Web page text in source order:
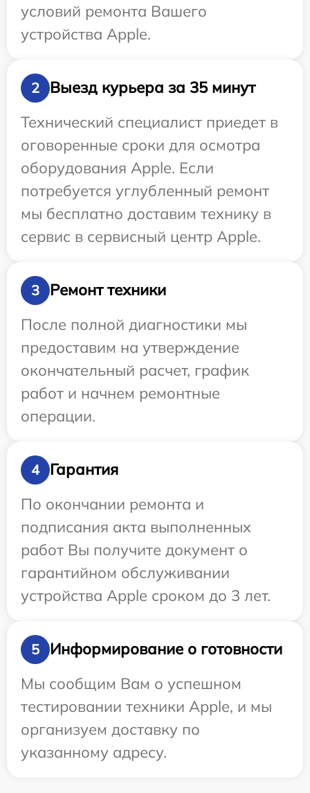
условий ремонта Вашего
устройства Apple.
2
Выезд курьера за 35 минут
Технический специалист приедет в
оговоренные сроки для осмотра
оборудования Apple. Если
потребуется углубленный ремонт
мы бесплатно доставим технику в
сервис в сервисный центр Apple.
3
Ремонт техники
После полной диагностики мы
предоставим на утверждение
окончательный расчет, график
работ и начнем ремонтные
операции.
4
Гарантия
По окончании ремонта и
подписания акта выполненных
работ Вы получите документ о
гарантийном обслуживании
устройства Apple сроком до 3 лет.
5
Информирование о готовности
Мы сообщим Вам о успешном
тестировании техники Apple, и мы
организуем доставку по
указанному адресу.